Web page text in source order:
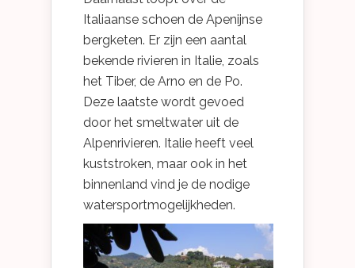
Italiaanse schoen de Apenijnse
bergketen. Er zijn een aantal
bekende rivieren in Italie, zoals
het Tiber, de Arno en de Po.
Deze laatste wordt gevoed
door het smeltwater uit de
Alpenrivieren. Italie heeft veel
kuststroken, maar ook in het
binnenland vind je de nodige
watersportmogelijkheden.